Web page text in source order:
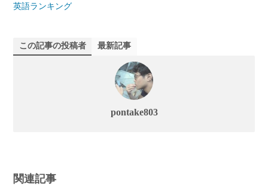
英語ランキング
この記事の投稿者 最新記事
pontake803
関連記事